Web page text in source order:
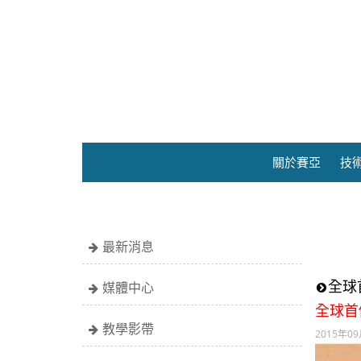
關於賽亞 技
最新消息
媒體中心
教學影帶
全球
全球
2015年